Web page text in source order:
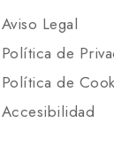
Aviso Legal
Política de
Política de
Accesibilidad